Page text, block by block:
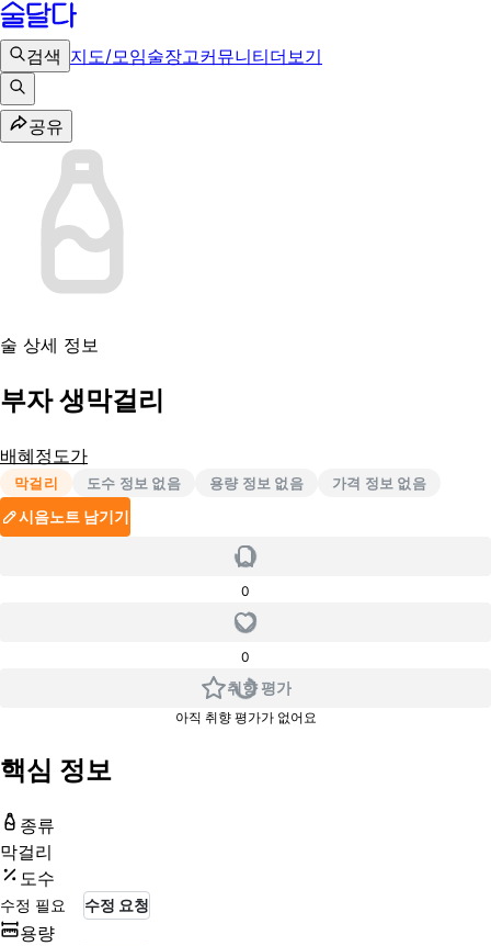
검색 지도/모임술장고커뮤니티더보기
공유
술 상세 정보
부자 생막걸리
배혜정도가
막걸리 도수 정보 없음 용량 정보 없음 가격 정보 없음
시음노트 남기기
0
0
취향 평가
아직 취향 평가가 없어요
핵심 정보
종류
막걸리
도수
수정 필요 수정 요청
용량